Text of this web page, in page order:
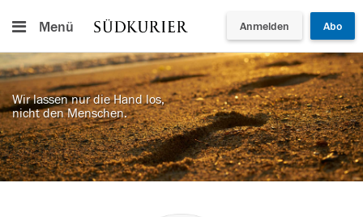
Menü Anmelden Abo
Wir lassen nur die Hand los,
nicht den Menschen.